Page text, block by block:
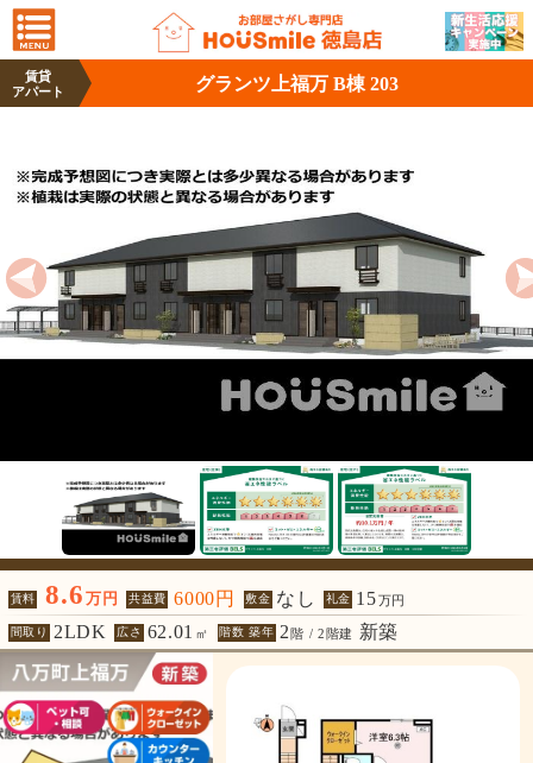
賃貸
アパート
グランツ上福万 B棟 203
賃料 8.6 万円 共益費 6000円 敷金 なし 礼金 15万円
間取り 2LDK 広さ 62.01 ㎡ 階数 築年 2 階 / 2階建 新築